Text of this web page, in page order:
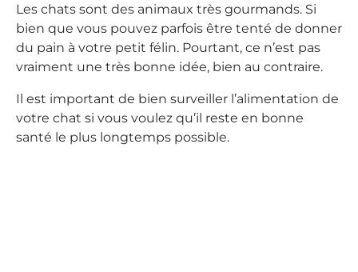
Les chats sont des animaux très gourmands. Si
bien que vous pouvez parfois être tenté de donner
du pain à votre petit félin. Pourtant, ce n’est pas
vraiment une très bonne idée, bien au contraire.
Il est important de bien surveiller l’alimentation de
votre chat si vous voulez qu’il reste en bonne
santé le plus longtemps possible.